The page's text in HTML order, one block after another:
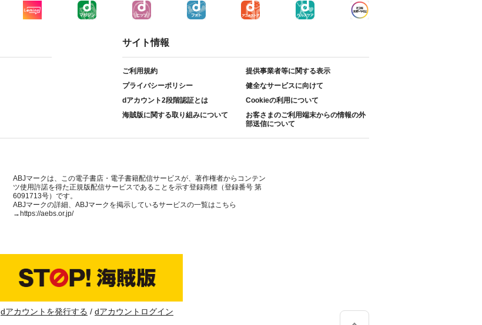
サイト情報
ご利用規約
提供事業者等に関する表示
プライバシーポリシー
健全なサービスに向けて
dアカウント2段階認証とは
Cookieの利用について
海賊版に関する取り組みについて
お客さまのご利用端末からの情報の外
部送信について
ABJマークは、この電子書店・電子書籍配信サービスが、著作権者からコンテン
ツ使用許諾を得た正規版配信サービスであることを示す登録商標（登録番号 第
6091713号）です。
ABJマークの詳細、ABJマークを掲示しているサービスの一覧はこちら
→ https://aebs.or.jp/
dアカウントを発行する dアカウントログイン